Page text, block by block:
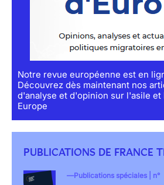
Notre revue européenne est en
Découvrez dès maintenant nos
d'analyse et d'opinion sur l'asile et
Europe
PUBLICATIONS DE FRANCE
Publications spéciales | n°